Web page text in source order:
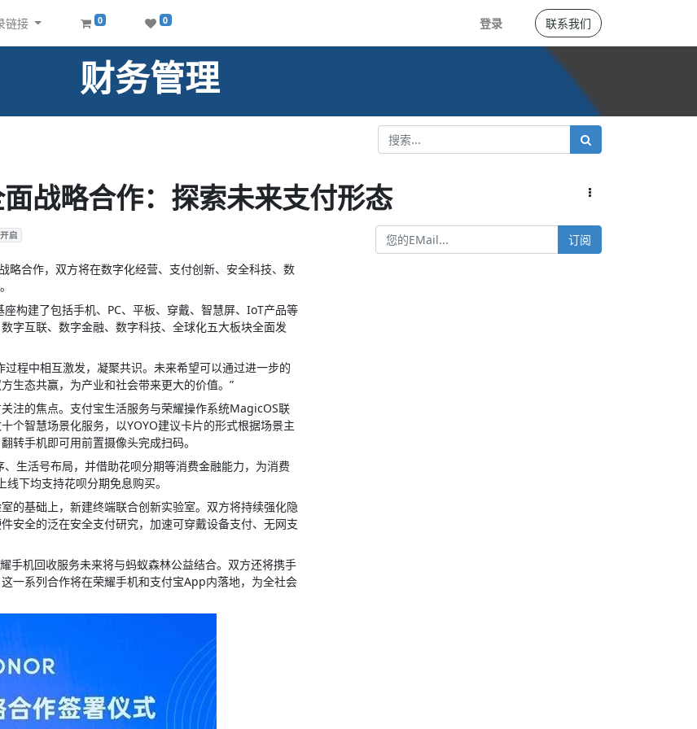
链接 0 0 登录 联系我们
财务管理
战略合作：探索未来支付形态
订阅
开启
合作， 双方将在数字化经营、支付创新、安全科技、数
构建了包括手机、PC、平板、穿戴、智慧屏、IoT产品等
字互联、数字金融、数字科技、全球化五大板块全面发
程中相互激发，凝聚共识。未来希望可以通过进一步的
生态共赢，为产业和社会带来更大的价值。”
注的焦点。支付宝生活服务与荣耀操作系统MagicOS联
个智慧场景化服务，以YOYO建议卡片的形式根据场景主
转手机即可用前置摄像头完成扫码。
生活号布局，并借助花呗分期等消费金融能力，为消费
下均支持花呗分期免息购买。
的基础上，新建终端联合创新实验室。双方将持续强化隐
安全的泛在安全支付研究，加速可穿戴设备支付、无网支
手机回收服务未来将与蚂蚁森林公益结合。双方还将携手
一系列合作将在荣耀手机和支付宝App内落地，为全社会